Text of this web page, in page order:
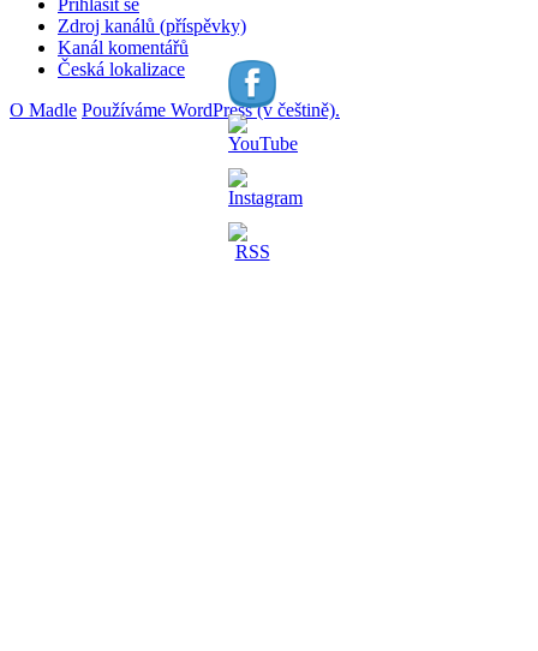
Přihlásit se
Zdroj kanálů (příspěvky)
Kanál komentářů
Česká lokalizace
O Madle Používáme WordPress (v češtině).